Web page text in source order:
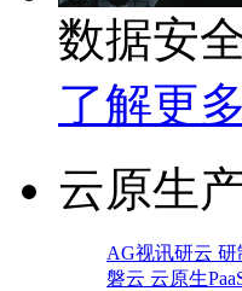
数据安
了解更多
云原生
AG视讯研云
磐云 云原生